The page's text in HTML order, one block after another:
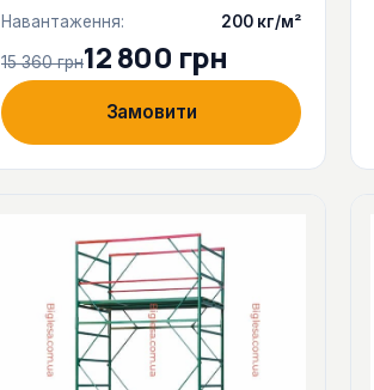
Навантаження:
200 кг/м²
15 360 грн12 800 грн
Замовити